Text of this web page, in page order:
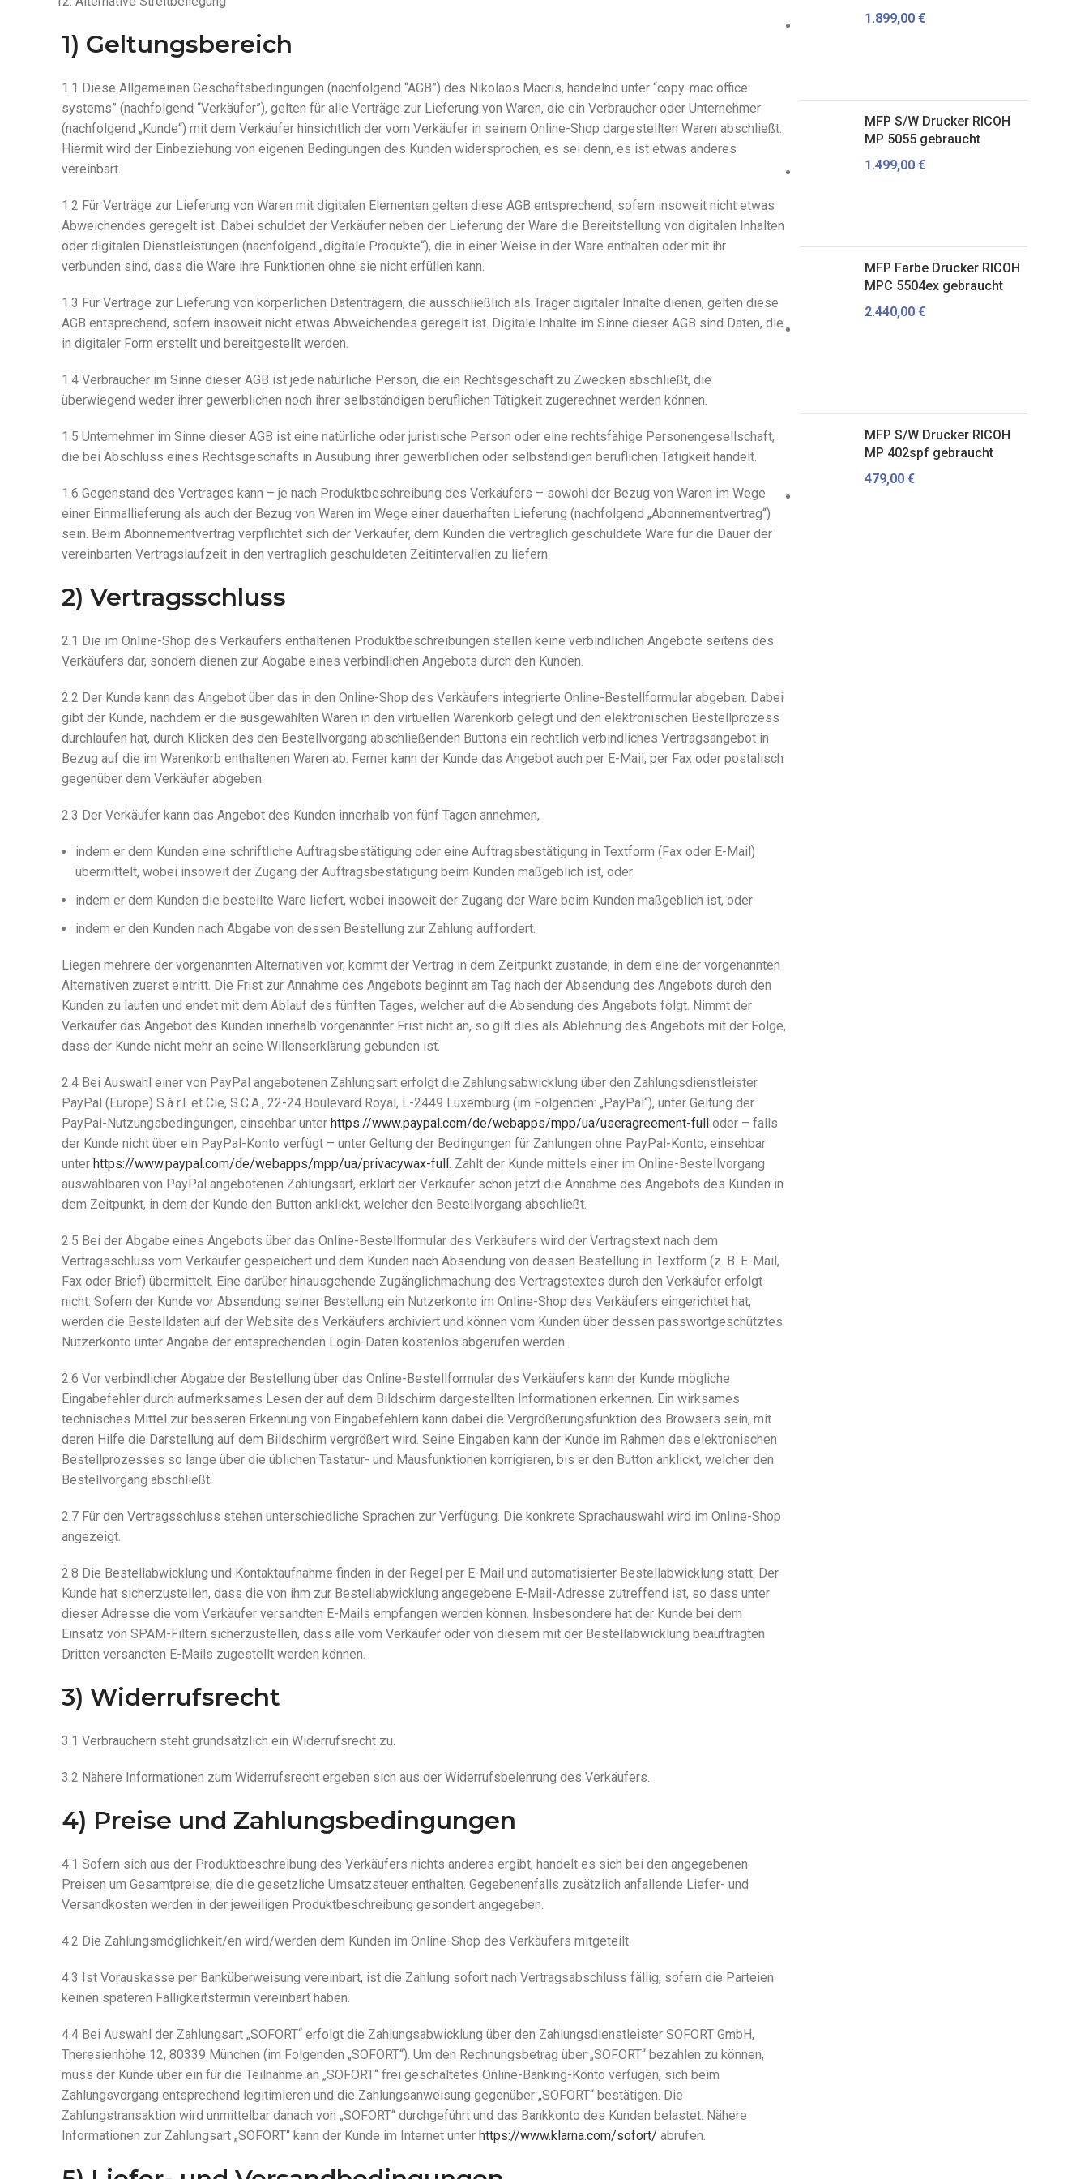
1) Geltungsbereich
1.1 Diese Allgemeinen Geschäftsbedingungen (nachfolgend “AGB”) des Nikolaos Macris, handelnd unter “copy-mac office
systems” (nachfolgend “Verkäufer”), gelten für alle Verträge zur Lieferung von Waren, die ein Verbraucher oder Unternehmer
(nachfolgend „Kunde“) mit dem Verkäufer hinsichtlich der vom Verkäufer in seinem Online-Shop dargestellten Waren abschließt.
Hiermit wird der Einbeziehung von eigenen Bedingungen des Kunden widersprochen, es sei denn, es ist etwas anderes
vereinbart.
1.2 Für Verträge zur Lieferung von Waren mit digitalen Elementen gelten diese AGB entsprechend, sofern insoweit nicht etwas
Abweichendes geregelt ist. Dabei schuldet der Verkäufer neben der Lieferung der Ware die Bereitstellung von digitalen Inhalten
oder digitalen Dienstleistungen (nachfolgend „digitale Produkte“), die in einer Weise in der Ware enthalten oder mit ihr
verbunden sind, dass die Ware ihre Funktionen ohne sie nicht erfüllen kann.
1.3 Für Verträge zur Lieferung von körperlichen Datenträgern, die ausschließlich als Träger digitaler Inhalte dienen, gelten diese
AGB entsprechend, sofern insoweit nicht etwas Abweichendes geregelt ist. Digitale Inhalte im Sinne dieser AGB sind Daten, die
in digitaler Form erstellt und bereitgestellt werden.
1.4 Verbraucher im Sinne dieser AGB ist jede natürliche Person, die ein Rechtsgeschäft zu Zwecken abschließt, die
überwiegend weder ihrer gewerblichen noch ihrer selbständigen beruflichen Tätigkeit zugerechnet werden können.
1.5 Unternehmer im Sinne dieser AGB ist eine natürliche oder juristische Person oder eine rechtsfähige Personengesellschaft,
die bei Abschluss eines Rechtsgeschäfts in Ausübung ihrer gewerblichen oder selbständigen beruflichen Tätigkeit handelt.
1.6 Gegenstand des Vertrages kann – je nach Produktbeschreibung des Verkäufers – sowohl der Bezug von Waren im Wege
einer Einmallieferung als auch der Bezug von Waren im Wege einer dauerhaften Lieferung (nachfolgend „Abonnementvertrag“)
sein. Beim Abonnementvertrag verpflichtet sich der Verkäufer, dem Kunden die vertraglich geschuldete Ware für die Dauer der
vereinbarten Vertragslaufzeit in den vertraglich geschuldeten Zeitintervallen zu liefern.
2) Vertragsschluss
2.1 Die im Online-Shop des Verkäufers enthaltenen Produktbeschreibungen stellen keine verbindlichen Angebote seitens des
Verkäufers dar, sondern dienen zur Abgabe eines verbindlichen Angebots durch den Kunden.
2.2 Der Kunde kann das Angebot über das in den Online-Shop des Verkäufers integrierte Online-Bestellformular abgeben. Dabei
gibt der Kunde, nachdem er die ausgewählten Waren in den virtuellen Warenkorb gelegt und den elektronischen Bestellprozess
durchlaufen hat, durch Klicken des den Bestellvorgang abschließenden Buttons ein rechtlich verbindliches Vertragsangebot in
Bezug auf die im Warenkorb enthaltenen Waren ab. Ferner kann der Kunde das Angebot auch per E-Mail, per Fax oder postalisch
gegenüber dem Verkäufer abgeben.
2.3 Der Verkäufer kann das Angebot des Kunden innerhalb von fünf Tagen annehmen,
indem er dem Kunden eine schriftliche Auftragsbestätigung oder eine Auftragsbestätigung in Textform (Fax oder E-Mail)
übermittelt, wobei insoweit der Zugang der Auftragsbestätigung beim Kunden maßgeblich ist, oder
indem er dem Kunden die bestellte Ware liefert, wobei insoweit der Zugang der Ware beim Kunden maßgeblich ist, oder
indem er den Kunden nach Abgabe von dessen Bestellung zur Zahlung auffordert.
Liegen mehrere der vorgenannten Alternativen vor, kommt der Vertrag in dem Zeitpunkt zustande, in dem eine der vorgenannten
Alternativen zuerst eintritt. Die Frist zur Annahme des Angebots beginnt am Tag nach der Absendung des Angebots durch den
Kunden zu laufen und endet mit dem Ablauf des fünften Tages, welcher auf die Absendung des Angebots folgt. Nimmt der
Verkäufer das Angebot des Kunden innerhalb vorgenannter Frist nicht an, so gilt dies als Ablehnung des Angebots mit der Folge,
dass der Kunde nicht mehr an seine Willenserklärung gebunden ist.
2.4 Bei Auswahl einer von PayPal angebotenen Zahlungsart erfolgt die Zahlungsabwicklung über den Zahlungsdienstleister
PayPal (Europe) S.à r.l. et Cie, S.C.A., 22-24 Boulevard Royal, L-2449 Luxemburg (im Folgenden: „PayPal“), unter Geltung der
PayPal-Nutzungsbedingungen, einsehbar unter https://www.paypal.com/de/webapps/mpp/ua/useragreement-full oder – falls
der Kunde nicht über ein PayPal-Konto verfügt – unter Geltung der Bedingungen für Zahlungen ohne PayPal-Konto, einsehbar
unter https://www.paypal.com/de/webapps/mpp/ua/privacywax-full. Zahlt der Kunde mittels einer im Online-Bestellvorgang
auswählbaren von PayPal angebotenen Zahlungsart, erklärt der Verkäufer schon jetzt die Annahme des Angebots des Kunden in
dem Zeitpunkt, in dem der Kunde den Button anklickt, welcher den Bestellvorgang abschließt.
2.5 Bei der Abgabe eines Angebots über das Online-Bestellformular des Verkäufers wird der Vertragstext nach dem
Vertragsschluss vom Verkäufer gespeichert und dem Kunden nach Absendung von dessen Bestellung in Textform (z. B. E-Mail,
Fax oder Brief) übermittelt. Eine darüber hinausgehende Zugänglichmachung des Vertragstextes durch den Verkäufer erfolgt
nicht. Sofern der Kunde vor Absendung seiner Bestellung ein Nutzerkonto im Online-Shop des Verkäufers eingerichtet hat,
werden die Bestelldaten auf der Website des Verkäufers archiviert und können vom Kunden über dessen passwortgeschütztes
Nutzerkonto unter Angabe der entsprechenden Login-Daten kostenlos abgerufen werden.
2.6 Vor verbindlicher Abgabe der Bestellung über das Online-Bestellformular des Verkäufers kann der Kunde mögliche
Eingabefehler durch aufmerksames Lesen der auf dem Bildschirm dargestellten Informationen erkennen. Ein wirksames
technisches Mittel zur besseren Erkennung von Eingabefehlern kann dabei die Vergrößerungsfunktion des Browsers sein, mit
deren Hilfe die Darstellung auf dem Bildschirm vergrößert wird. Seine Eingaben kann der Kunde im Rahmen des elektronischen
Bestellprozesses so lange über die üblichen Tastatur- und Mausfunktionen korrigieren, bis er den Button anklickt, welcher den
Bestellvorgang abschließt.
2.7 Für den Vertragsschluss stehen unterschiedliche Sprachen zur Verfügung. Die konkrete Sprachauswahl wird im Online-Shop
angezeigt.
2.8 Die Bestellabwicklung und Kontaktaufnahme finden in der Regel per E-Mail und automatisierter Bestellabwicklung statt. Der
Kunde hat sicherzustellen, dass die von ihm zur Bestellabwicklung angegebene E-Mail-Adresse zutreffend ist, so dass unter
dieser Adresse die vom Verkäufer versandten E-Mails empfangen werden können. Insbesondere hat der Kunde bei dem
Einsatz von SPAM-Filtern sicherzustellen, dass alle vom Verkäufer oder von diesem mit der Bestellabwicklung beauftragten
Dritten versandten E-Mails zugestellt werden können.
3) Widerrufsrecht
3.1 Verbrauchern steht grundsätzlich ein Widerrufsrecht zu.
3.2 Nähere Informationen zum Widerrufsrecht ergeben sich aus der Widerrufsbelehrung des Verkäufers.
4) Preise und Zahlungsbedingungen
4.1 Sofern sich aus der Produktbeschreibung des Verkäufers nichts anderes ergibt, handelt es sich bei den angegebenen
Preisen um Gesamtpreise, die die gesetzliche Umsatzsteuer enthalten. Gegebenenfalls zusätzlich anfallende Liefer- und
Versandkosten werden in der jeweiligen Produktbeschreibung gesondert angegeben.
4.2 Die Zahlungsmöglichkeit/en wird/werden dem Kunden im Online-Shop des Verkäufers mitgeteilt.
4.3 Ist Vorauskasse per Banküberweisung vereinbart, ist die Zahlung sofort nach Vertragsabschluss fällig, sofern die Parteien
keinen späteren Fälligkeitstermin vereinbart haben.
4.4 Bei Auswahl der Zahlungsart „SOFORT“ erfolgt die Zahlungsabwicklung über den Zahlungsdienstleister SOFORT GmbH,
Theresienhöhe 12, 80339 München (im Folgenden „SOFORT“). Um den Rechnungsbetrag über „SOFORT“ bezahlen zu können,
muss der Kunde über ein für die Teilnahme an „SOFORT“ frei geschaltetes Online-Banking-Konto verfügen, sich beim
Zahlungsvorgang entsprechend legitimieren und die Zahlungsanweisung gegenüber „SOFORT“ bestätigen. Die
Zahlungstransaktion wird unmittelbar danach von „SOFORT“ durchgeführt und das Bankkonto des Kunden belastet. Nähere
Informationen zur Zahlungsart „SOFORT“ kann der Kunde im Internet unter https://www.klarna.com/sofort/ abrufen.
1.899,00 €
MFP S/W Drucker RICOH
MP 5055 gebraucht
1.499,00 €
MFP Farbe Drucker RICOH
MPC 5504ex gebraucht
2.440,00 €
MFP S/W Drucker RICOH
MP 402spf gebraucht
479,00 €